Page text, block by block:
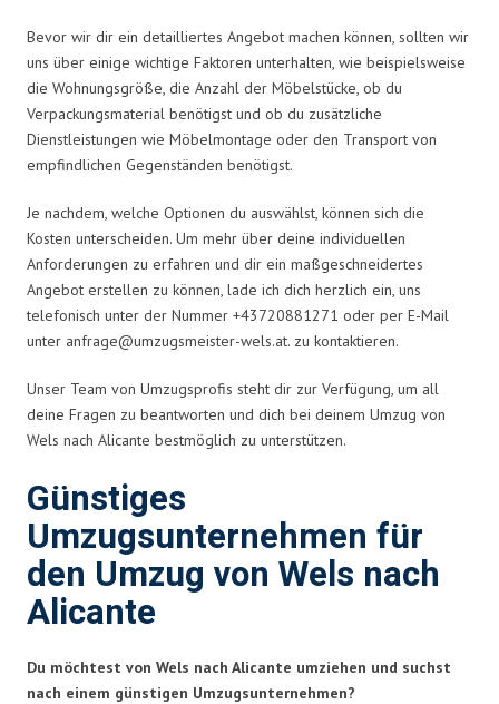
Bevor wir dir ein detailliertes Angebot machen können, sollten wir
uns über einige wichtige Faktoren unterhalten, wie beispielsweise
die Wohnungsgröße, die Anzahl der Möbelstücke, ob du
Verpackungsmaterial benötigst und ob du zusätzliche
Dienstleistungen wie Möbelmontage oder den Transport von
empfindlichen Gegenständen benötigst.
Je nachdem, welche Optionen du auswählst, können sich die
Kosten unterscheiden. Um mehr über deine individuellen
Anforderungen zu erfahren und dir ein maßgeschneidertes
Angebot erstellen zu können, lade ich dich herzlich ein, uns
telefonisch unter der Nummer +43720881271 oder per E-Mail
unter anfrage@umzugsmeister-wels.at. zu kontaktieren.
Unser Team von Umzugsprofis steht dir zur Verfügung, um all
deine Fragen zu beantworten und dich bei deinem Umzug von
Wels nach Alicante bestmöglich zu unterstützen.
Günstiges
Umzugsunternehmen für
den Umzug von Wels nach
Alicante
Du möchtest von Wels nach Alicante umziehen und suchst
nach einem günstigen Umzugsunternehmen?